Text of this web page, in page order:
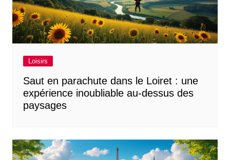
Loisirs
Saut en parachute dans le Loiret : une
expérience inoubliable au-dessus des
paysages